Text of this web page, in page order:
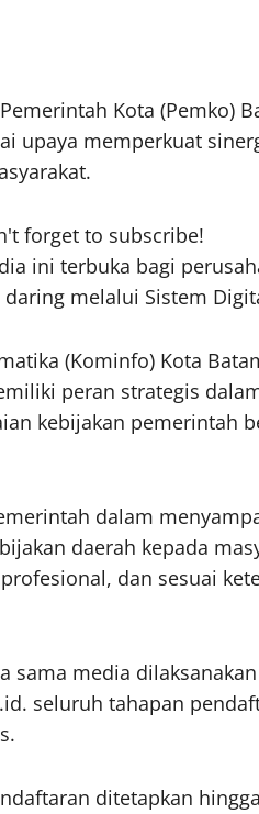
Pemerintah Kota (Pemko)
upaya memperkuat
forget to subscribe!
ini terbuka bagi
melalui Sistem
(Kominfo) Kota
peran strategis
kebijakan pemerintah
dalam
daerah kepada
dan sesuai
sama media
seluruh tahapan
ditetapkan